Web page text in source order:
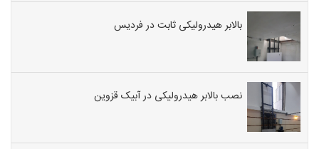
بالابر هیدرولیکی ثابت در فردیس
نصب بالابر هیدرولیکی در آبیک قزوین